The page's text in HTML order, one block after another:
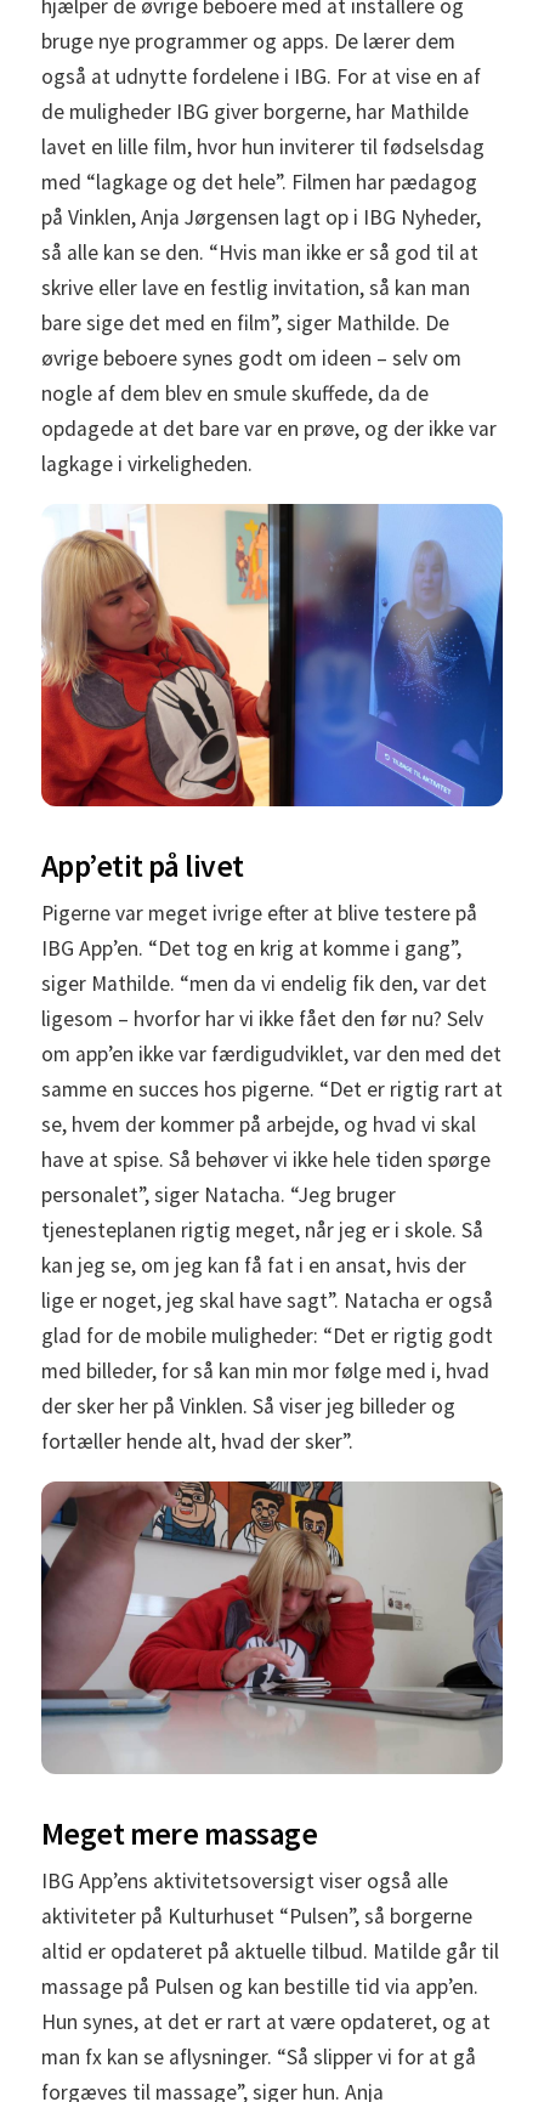
hjælper de øvrige beboere med at installere og
bruge nye programmer og apps. De lærer dem
også at udnytte fordelene i IBG. For at vise en af
de muligheder IBG giver borgerne, har Mathilde
lavet en lille film, hvor hun inviterer til fødselsdag
med “lagkage og det hele”. Filmen har pædagog
på Vinklen, Anja Jørgensen lagt op i IBG Nyheder,
så alle kan se den. “Hvis man ikke er så god til at
skrive eller lave en festlig invitation, så kan man
bare sige det med en film”, siger Mathilde. De
øvrige beboere synes godt om ideen – selv om
nogle af dem blev en smule skuffede, da de
opdagede at det bare var en prøve, og der ikke var
lagkage i virkeligheden.
App’etit på livet
Pigerne var meget ivrige efter at blive testere på
IBG App’en. “Det tog en krig at komme i gang”,
siger Mathilde. “men da vi endelig fik den, var det
ligesom – hvorfor har vi ikke fået den før nu? Selv
om app’en ikke var færdigudviklet, var den med det
samme en succes hos pigerne. “Det er rigtig rart at
se, hvem der kommer på arbejde, og hvad vi skal
have at spise. Så behøver vi ikke hele tiden spørge
personalet”, siger Natacha. “Jeg bruger
tjenesteplanen rigtig meget, når jeg er i skole. Så
kan jeg se, om jeg kan få fat i en ansat, hvis der
lige er noget, jeg skal have sagt”. Natacha er også
glad for de mobile muligheder: “Det er rigtig godt
med billeder, for så kan min mor følge med i, hvad
der sker her på Vinklen. Så viser jeg billeder og
fortæller hende alt, hvad der sker”.
Meget mere massage
IBG App’ens aktivitetsoversigt viser også alle
aktiviteter på Kulturhuset “Pulsen”, så borgerne
altid er opdateret på aktuelle tilbud. Matilde går til
massage på Pulsen og kan bestille tid via app’en.
Hun synes, at det er rart at være opdateret, og at
man fx kan se aflysninger. “Så slipper vi for at gå
forgæves til massage”, siger hun. Anja